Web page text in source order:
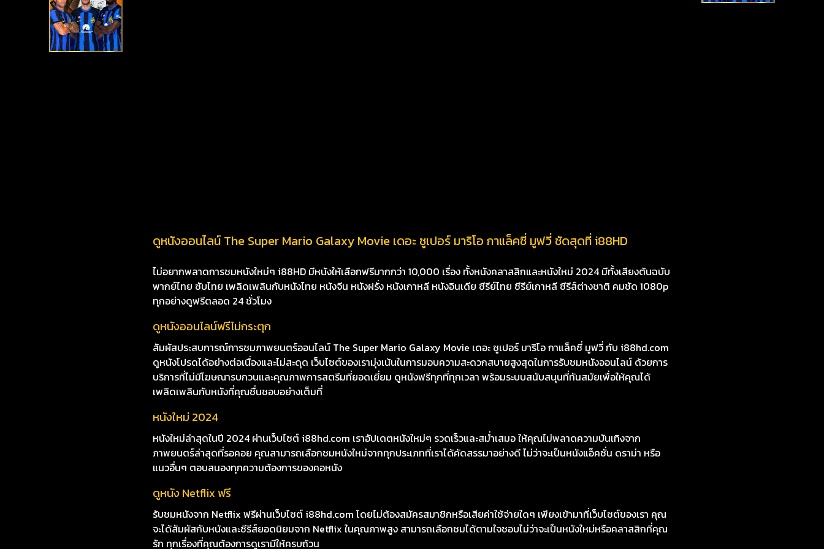
ดูหนังออนไลน์ The Super Mario Galaxy Movie เดอะ ซูเปอร์ มาริโอ กาแล็คซี่ มูฟวี่ ชัดสุดที่ i88HD
ไม่อยากพลาดการชมหนังใหม่ๆ i88HD มีหนังให้เลือกฟรีมากกว่า 10,000 เรื่อง ทั้งหนังคลาสสิกและหนังใหม่ 2024 มีทั้งเสียงต้นฉบับ
พากย์ไทย ซับไทย เพลิดเพลินกับหนังไทย หนังจีน หนังฝรั่ง หนังเกาหลี หนังอินเดีย ซีรีย์ไทย ซีรีย์เกาหลี ซีรีส์ต่างชาติ คมชัด 1080p
ทุกอย่างดูฟรีตลอด 24 ชั่วโมง
ดูหนังออนไลน์ฟรีไม่กระตุก
สัมผัสประสบการณ์การชมภาพยนตร์ออนไลน์ The Super Mario Galaxy Movie เดอะ ซูเปอร์ มาริโอ กาแล็คซี่ มูฟวี่ กับ i88hd.com
ดูหนังโปรดได้อย่างต่อเนื่องและไม่สะดุด เว็บไซต์ของเรามุ่งเน้นในการมอบความสะดวกสบายสูงสุดในการรับชมหนังออนไลน์ ด้วยการ
บริการที่ไม่มีโฆษณารบกวนและคุณภาพการสตรีมที่ยอดเยี่ยม ดูหนังฟรีทุกที่ทุกเวลา พร้อมระบบสนับสนุนที่ทันสมัยเพื่อให้คุณได้
เพลิดเพลินกับหนังที่คุณชื่นชอบอย่างเต็มที่
หนังใหม่ 2024
หนังใหม่ล่าสุดในปี 2024 ผ่านเว็บไซต์ i88hd.com เราอัปเดตหนังใหม่ๆ รวดเร็วและสม่ำเสมอ ให้คุณไม่พลาดความบันเทิงจาก
ภาพยนตร์ล่าสุดที่รอคอย คุณสามารถเลือกชมหนังใหม่จากทุกประเภทที่เราได้คัดสรรมาอย่างดี ไม่ว่าจะเป็นหนังแอ็คชั่น ดราม่า หรือ
แนวอื่นๆ ตอบสนองทุกความต้องการของคอหนัง
ดูหนัง Netflix ฟรี
รับชมหนังจาก Netflix ฟรีผ่านเว็บไซต์ i88hd.com โดยไม่ต้องสมัครสมาชิกหรือเสียค่าใช้จ่ายใดๆ เพียงเข้ามาที่เว็บไซต์ของเรา คุณ
จะได้สัมผัสกับหนังและซีรีส์ยอดนิยมจาก Netflix ในคุณภาพสูง สามารถเลือกชมได้ตามใจชอบไม่ว่าจะเป็นหนังใหม่หรือคลาสสิกที่คุณ
รัก ทุกเรื่องที่คุณต้องการดูเรามีให้ครบถ้วน